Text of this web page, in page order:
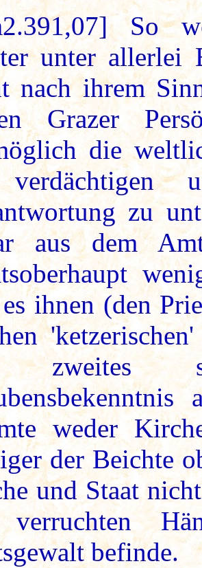
So
unter allerlei
nach ihrem
Grazer
die
zu
aus dem
ihnen (den
zweites
weder
der Beichte
und Staat
befinde.